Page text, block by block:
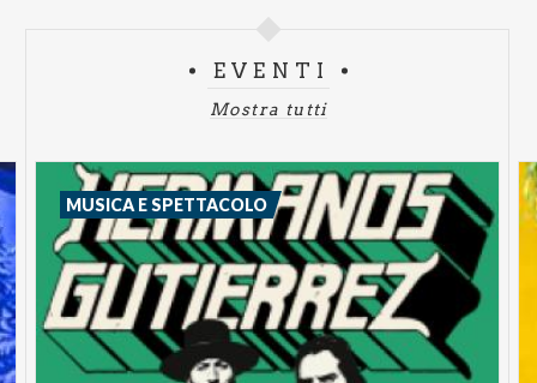
C Platea Gold € 86,20
EVENTI
Mostra tutti
MUSICA E SPETTACOLO